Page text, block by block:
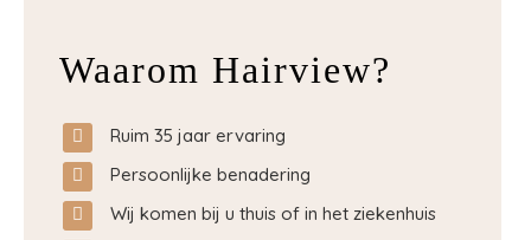
Waarom Hairview?
Ruim 35 jaar ervaring
Persoonlijke benadering
Wij komen bij u thuis of in het ziekenhuis